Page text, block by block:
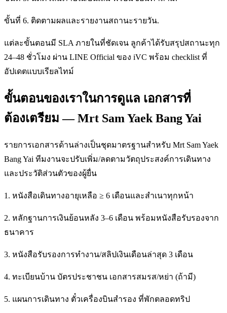
ขั้นที่ 6. ติดตามผลและรายงานสถานะรายวัน.
แต่ละขั้นตอนมี SLA ภายในที่ชัดเจน ลูกค้าได้รับสรุปสถานะทุก
24–48 ชั่วโมง ผ่าน LINE Official ของ iVC พร้อม checklist ที่
อัปเดตแบบเรียลไทม์
ขั้นตอนของเราในการดูแล เอกสารที่
ต้องเตรียม — Mrt Sam Yaek Bang Yai
รายการเอกสารด้านล่างเป็นชุดมาตรฐานสำหรับ Mrt Sam Yaek
Bang Yai ทีมงานจะปรับเพิ่ม/ลดตามวัตถุประสงค์การเดินทาง
และประวัติส่วนตัวของผู้ยื่น
1. หนังสือเดินทางอายุเหลือ ≥ 6 เดือนและสำเนาทุกหน้า
2. หลักฐานการเงินย้อนหลัง 3–6 เดือน พร้อมหนังสือรับรองจาก
ธนาคาร
3. หนังสือรับรองการทำงาน/สลิปเงินเดือนล่าสุด 3 เดือน
4. ทะเบียนบ้าน บัตรประชาชน เอกสารสมรส/หย่า (ถ้ามี)
5. แผนการเดินทาง ตั๋วเครื่องบินสำรอง ที่พักตลอดทริป